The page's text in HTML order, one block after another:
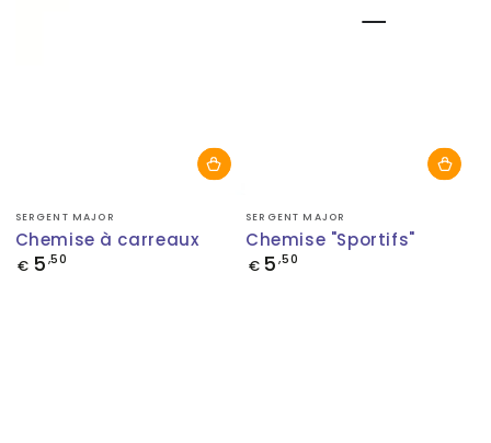
Fournisseur:
SERGENT MAJOR
Chemise à carreaux
Prix
€ 5 ,50
Fournisseur:
SERGENT MAJOR
Chemise "Sportifs"
Prix
€ 5 ,50